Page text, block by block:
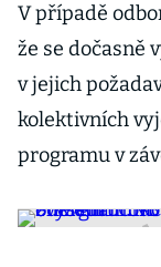
V případě
že se dočasně
v jejich
kolektivních
programu v